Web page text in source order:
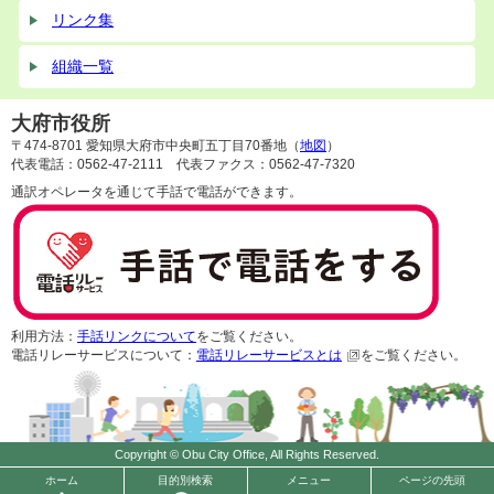
ホーム 目的別検索 メニュー ページの先頭
リンク集
組織一覧
大府市役所
〒474-8701 愛知県大府市中央町五丁目70番地（地図 ）
代表電話：0562-47-2111 代表ファクス：0562-47-7320
通訳オペレータを通じて手話で電話ができます。
利用方法： 手話リンクについてをご覧ください。
電話リレーサービスについて： 電話リレーサービスとは をご覧ください。
Copyright © Obu City Office, All Rights Reserved.